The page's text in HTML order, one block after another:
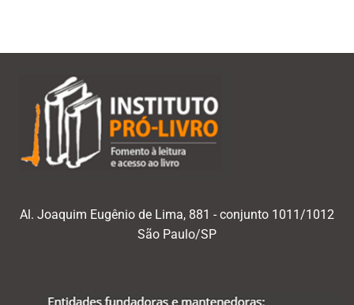
Al. Joaquim Eugênio de Lima, 881 - conjunto 1011/1012
São Paulo/SP